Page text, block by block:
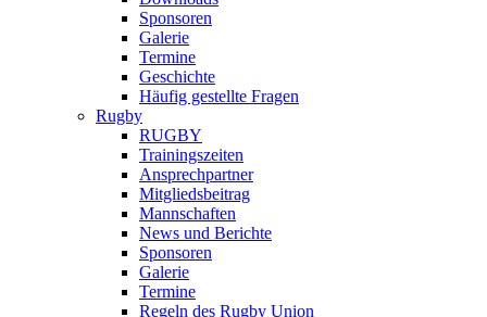
Sponsoren
Galerie
Termine
Geschichte
Häufig gestellte Fragen
Rugby
RUGBY
Trainingszeiten
Ansprechpartner
Mitgliedsbeitrag
Mannschaften
News und Berichte
Sponsoren
Galerie
Termine
Regeln des Rugby Union